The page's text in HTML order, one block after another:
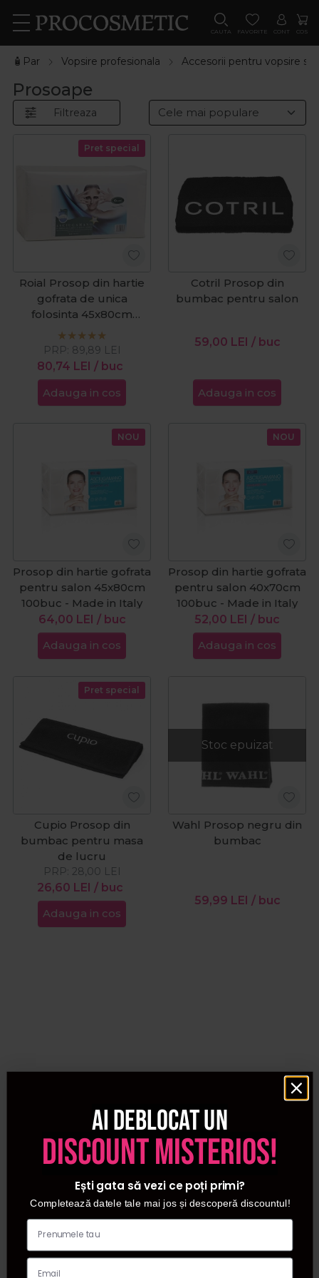
CAUTA FAVORITE CONT COS
🧴Par Vopsire profesionala Accesorii pentru vopsire si
Prosoape
Filtreaza
Pret special
Roial Prosop din hartie
gofrata de unica
folosinta 45x80cm
100buc
80,74 LEI / buc
PRP: 89,89 LEI
Adauga in cos
Cotril Prosop din
bumbac pentru salon
59,00 LEI / buc
Adauga in cos
NOU
Prosop din hartie gofrata
pentru salon 45x80cm
100buc - Made in Italy
64,00 LEI / buc
Adauga in cos
NOU
Prosop din hartie gofrata
pentru salon 40x70cm
100buc - Made in Italy
52,00 LEI / buc
Adauga in cos
Pret special
Cupio Prosop din
bumbac pentru masa
de lucru
26,60 LEI / buc
PRP: 28,00 LEI
Adauga in cos
Stoc epuizat
Wahl Prosop negru din
bumbac
59,99 LEI / buc
Ai deblocat un
discount misterios!
Ești gata să vezi ce poți primi?
Completează datele tale mai jos și descoperă discountul!